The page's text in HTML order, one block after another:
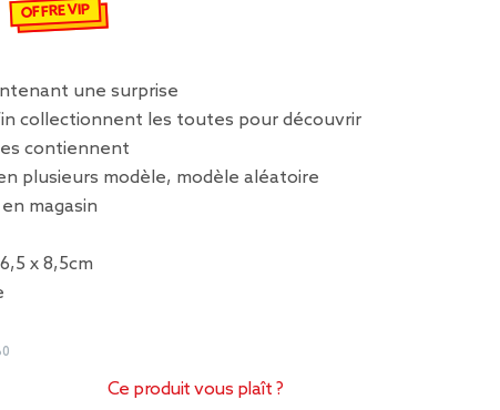
de 2,00 € à 1,00 €
OFFRE VIP
une surprise
collectionnent les toutes pour découvrir
contiennent
plusieurs modèle, modèle aléatoire
magasin
x 8,5cm
Ce produit vous plaît ?